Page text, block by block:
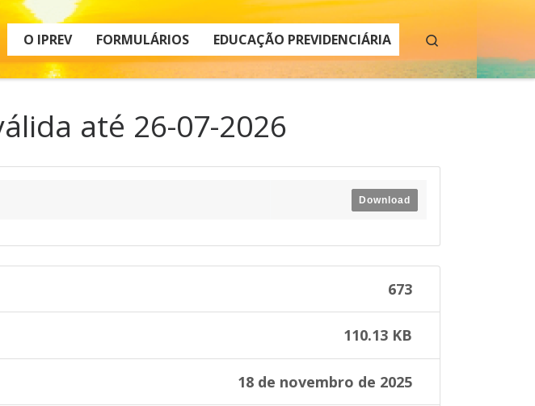
O IPREV FORMULÁRIOS EDUCAÇÃO PREVIDENCIÁRIA
até 26-07-2026
Download
673
110.13 KB
18 de novembro de 2025